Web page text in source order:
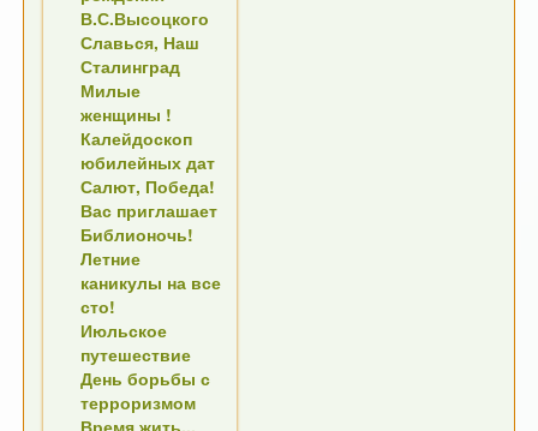
В.С.Высоцкого
Славься, Наш
Сталинград
Милые
женщины !
Калейдоскоп
юбилейных дат
Салют, Победа!
Вас приглашает
Библионочь!
Летние
каникулы на все
сто!
Июльское
путешествие
День борьбы с
терроризмом
Время жить...